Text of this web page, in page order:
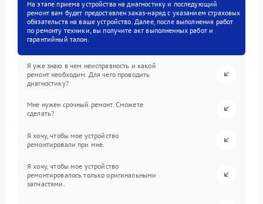
На этапе приема устройства на диагностику и последующий
ремонт вам будет предоставлен заказ-наряд с указанием страховых
обязательств на ваше устройство. Далее, после выполнения работ
по ремонту техники, вы получите акт выполненных работ и
гарантийный талон.
Я уже знаю в чем неисправность и какой
ремонт необходим. Для чего проводить
диагностику?
Мне нужен срочный ремонт. Сможете
сделать?
Я хочу, чтобы мое устройство
ремонтировали при мне.
Я хочу, чтобы мое устройство
ремонтировалось только оригинальными
запчастями.